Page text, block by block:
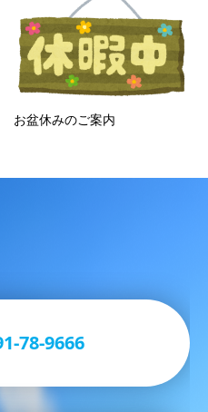
お盆休みのご案内
78-9666